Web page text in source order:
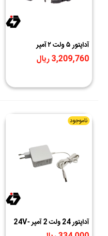
آداپتور ۵ ولت ۲ آمپر
3,209,760 ریال
ناموجود
آداپتور 24 ولت 2 آمپر 24V-
2A مرغوب